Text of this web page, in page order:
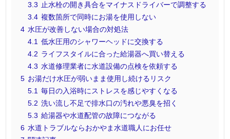
3.3
止水栓の開き具合をマイナスドライバーで調整する
3.4 複数箇所で同時にお湯を使用しない
4 水圧が改善しない場合の対処法
4.1
低水圧用のシャワーヘッドに交換する
4.2 ライフスタイルに合った給湯器へ買い替える
4.3 水道修理業者に水道設備の点検を依頼する
5 お湯だけ水圧が弱いまま使用し続けるリスク
5.1
毎日の入浴時にストレスを感じやすくなる
5.2 洗い流し不足で排水口の汚れや悪臭を招く
5.3 給湯器や水道配管の故障につながる
6 水道トラブルならおかやま水道職人にお任せ